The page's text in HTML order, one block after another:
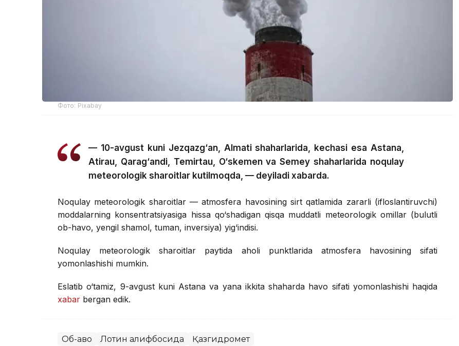
Фото: Pixabay
— 10-avgust kuni Jezqazg‘an, Almati shaharlarida, kechasi esa Astana,
Atirau, Qarag‘andi, Temirtau, O‘skemen va Semey shaharlarida noqulay
meteorologik sharoitlar kutilmoqda, — deyiladi xabarda.
Noqulay meteorologik sharoitlar — atmosfera havosining sirt qatlamida zararli (ifloslantiruvchi)
moddalarning konsentratsiyasiga hissa qo‘shadigan qisqa muddatli meteorologik omillar (bulutli
ob-havo, yengil shamol, tuman, inversiya) yig‘indisi.
Noqulay meteorologik sharoitlar paytida aholi punktlarida atmosfera havosining sifati
yomonlashishi mumkin.
Eslatib o‘tamiz, 9-avgust kuni Astana va yana ikkita shaharda havo sifati yomonlashishi haqida
xabar bergan edik.
Об-ҳаво Лотин алифбосида Қазгидромет